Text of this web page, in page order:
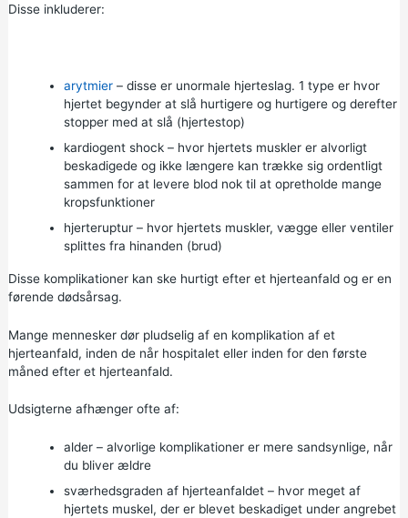
Disse inkluderer:
arytmier– disse er unormale hjerteslag. 1 type er hvor
hjertet begynder at slå hurtigere og hurtigere og derefter
stopper med at slå (hjertestop)
kardiogent shock – hvor hjertets muskler er alvorligt
beskadigede og ikke længere kan trække sig ordentligt
sammen for at levere blod nok til at opretholde mange
kropsfunktioner
hjerteruptur – hvor hjertets muskler, vægge eller ventiler
splittes fra hinanden (brud)
Disse komplikationer kan ske hurtigt efter et hjerteanfald og er en
førende dødsårsag.
Mange mennesker dør pludselig af en komplikation af et
hjerteanfald, inden de når hospitalet eller inden for den første
måned efter et hjerteanfald.
Udsigterne afhænger ofte af:
alder – alvorlige komplikationer er mere sandsynlige, når
du bliver ældre
sværhedsgraden af hjerteanfaldet – hvor meget af
hjertets muskel, der er blevet beskadiget under angrebet